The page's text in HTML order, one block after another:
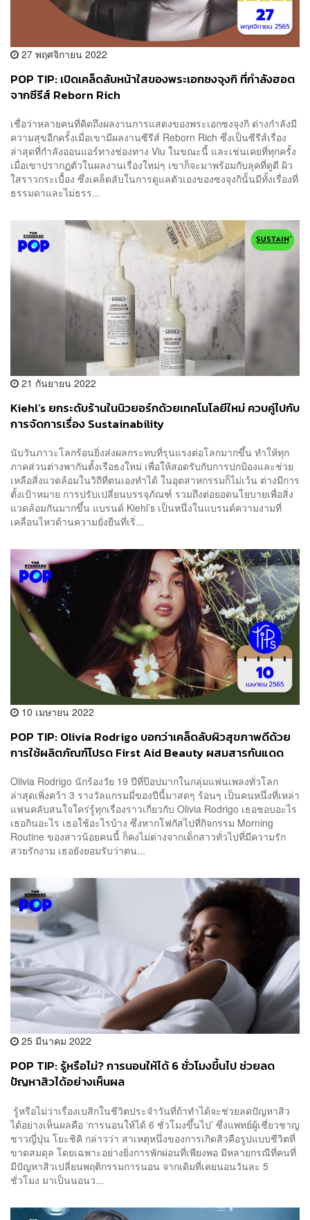
27 พฤศจิกายน 2022
POP TIP: เปิดเคล็ดลับหน้าใสของพระเอกซงจุงกิ ที่กำลังฮอต
จากซีรีส์ Reborn Rich
เชื่อว่าหลายคนที่คิดถึงผลงานการแสดงของพระเอกซงจุงกิ ต่างกำลังมี
ความสุขอีกครั้งเมื่อเขามีผลงานซีรีส์ Reborn Rich ซึ่งเป็นซีรีส์เรื่อง
ล่าสุดที่กำลังออนแอร์ทางช่องทาง Viu ในขณะนี้ และเช่นเคยที่ทุกครั้ง
เมื่อเขาปรากฏตัวในผลงานเรื่องใหม่ๆ เขาก็จะมาพร้อมกับลุคที่ดูดี ผิว
ใสราวกระเบื้อง ซึ่งเคล็ดลับในการดูแลตัวเองของซงจุงกินั้นมีทั้งเรื่องที่
ธรรมดาและไม่ธรร...
21 กันยายน 2022
Kiehl’s ยกระดับร้านในนิวยอร์กด้วยเทคโนโลยีใหม่ ควบคู่ไปกับ
การจัดการเรื่อง Sustainability
นับวันภาวะโลกร้อนยิ่งส่งผลกระทบที่รุนแรงต่อโลกมากขึ้น ทำให้ทุก
ภาคส่วนต่างพากันตั้งเรือธงใหม่ เพื่อให้สอดรับกับการปกป้องและช่วย
เหลือสิ่งแวดล้อมในวิถีที่ตนเองทำได้ ในอุตสาหกรรมก็ไม่เว้น ต่างมีการ
ตั้งเป้าหมาย การปรับเปลี่ยนบรรจุภัณฑ์ รวมถึงต่อยอดนโยบายเพื่อสิ่ง
แวดล้อมกันมากขึ้น แบรนด์ Kiehl’s เป็นหนึ่งในแบรนด์ความงามที่
เคลื่อนไหวด้านความยั่งยืนที่เริ่...
10 เมษายน 2022
POP TIP: Olivia Rodrigo บอกว่าเคล็ดลับผิวสุขภาพดีด้วย
การใช้ผลิตภัณฑ์โปรด First Aid Beauty ผสมสารกันแดด
​​Olivia Rodrigo นักร้องวัย 19 ปีที่ป๊อปมากในกลุ่มแฟนเพลงทั่วโลก
ล่าสุดเพิ่งคว้า 3 รางวัลแกรมมี่ของปีนี้มาสดๆ ร้อนๆ เป็นคนหนึ่งที่เหล่า
แฟนคลับสนใจใคร่รู้ทุกเรื่องราวเกี่ยวกับ Olivia Rodrigo เธอชอบอะไร
เธอกินอะไร เธอใช้อะไรบ้าง ซึ่งหากโฟกัสไปที่กิจกรรม Morning
Routine ของสาวน้อยคนนี้ ก็คงไม่ต่างจากเด็กสาวทั่วไปที่มีความรัก
สวยรักงาม เธอยังยอมรับว่าตน...
25 มีนาคม 2022
POP TIP: รู้หรือไม่? การนอนให้ได้ 6 ชั่วโมงขึ้นไป ช่วยลด
ปัญหาสิวได้อย่างเห็นผล
รู้หรือไม่ว่าเรื่องเบสิกในชีวิตประจำวันที่ถ้าทำได้จะช่วยลดปัญหาสิว
ได้อย่างเห็นผลคือ ‘การนอนให้ได้ 6 ชั่วโมงขึ้นไป’ ซึ่งแพทย์ผู้เชี่ยวชาญ
ชาวญี่ปุ่น โยะชิคิ กล่าวว่า สาเหตุหนึ่งของการเกิดสิวคือรูปแบบชีวิตที่
ขาดสมดุล โดยเฉพาะอย่างยิ่งการพักผ่อนที่เพียงพอ มีหลายกรณีที่คนที่
มีปัญหาสิวเปลี่ยนพฤติกรรมการนอน จากเดิมที่เคยนอนวันละ 5
ชั่วโมง มาเป็นนอนว...